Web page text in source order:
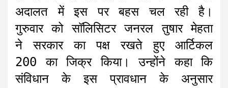
अदालत में इस पर बहस चल रही है।
गुरुवार को सॉलिसिटर जनरल तुषार मेहता
ने सरकार का पक्ष रखते हुए आर्टिकल
200 का जिक्र किया। उन्होंने कहा कि
संविधान के इस प्रावधान के अनुसार